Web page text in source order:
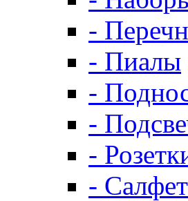
-
- Пиалы
-
-
-
-